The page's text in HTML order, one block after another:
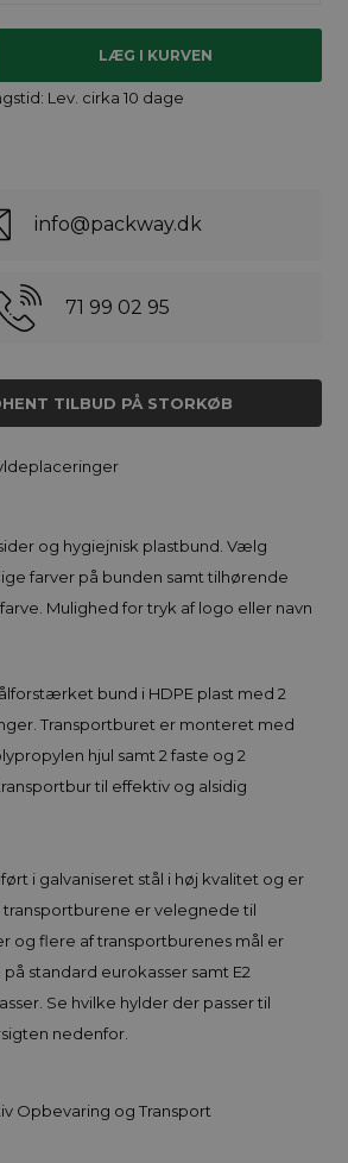
Lev. cirka 10 dage
info@packway.dk
71 99 02 95
TILBUD PÅ STORKØB
og hygiejnisk plastbund. Vælg
farver på bunden samt tilhørende
Mulighed for tryk af logo eller navn
bund i HDPE plast med 2
Transportburet er monteret med
hjul samt 2 faste og 2
til effektiv og alsidig
i galvaniseret stål i høj kvalitet og er
transportburene er velegnede til
og flere af transportburenes mål er
standard eurokasser samt E2
Se hvilke hylder der passer til
nedenfor.
Opbevaring og Transport